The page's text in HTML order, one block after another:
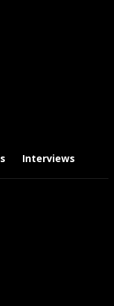
Interviews